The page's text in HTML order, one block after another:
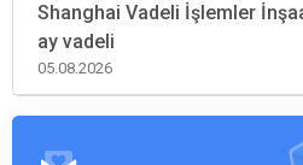
Shanghai Vadeli İşlemler
ay vadeli
05.08.2026